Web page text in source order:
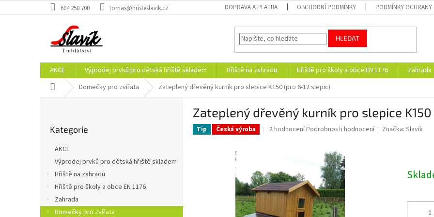
na
604 250 700 tomas@hristeslavik.cz DOPRAVA A PLATBA OBCHODNÍ PODMÍNKY PODMÍNKY OCHRANY
HLEDAT
AKCE Výprodej prvků pro dětská hřiště skladem Hřiště na zahradu Hřiště pro školy a obce EN 1176 Zahrada
Domů Domečky pro zvířata Zateplený dřevěný kurník pro slepice K150 (pro 6-12 slepic)
a
kategorie
Kategorie
AKCE
Výprodej prvků pro dětská hřiště skladem
Hřiště na zahradu
Hřiště pro školy a obce EN 1176
Zahrada
Domečky pro zvířata
Zateplený dřevěný kurník pro slepice
Tip Česká výroba
Průměrné
z
5
hvězdiček.
2 hodnoceníPodrobnosti hodnocení Značka:Slavík